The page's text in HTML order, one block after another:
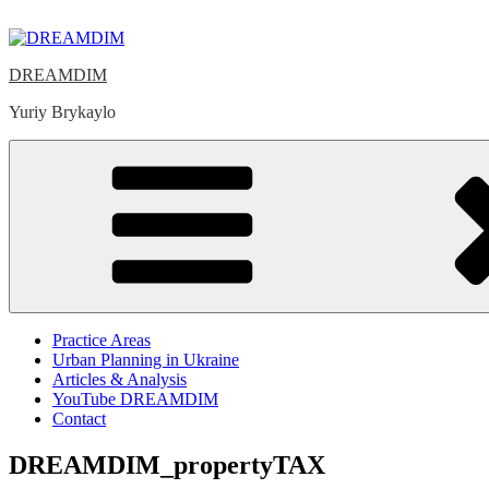
to
DREAMDIM
Yuriy Brykaylo
Practice Areas
Urban Planning in Ukraine
Articles & Analysis
YouTube DREAMDIM
Contact
DREAMDIM_propertyTAX